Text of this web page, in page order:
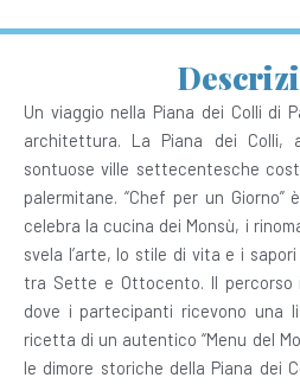
Un viaggio nella Piana dei Colli di
architettura. La Piana dei Colli,
sontuose ville settecentesche
palermitane. “Chef per un
celebra la cucina dei Monsù, i
svela l’arte, lo stile di vita e i
tra Sette e Ottocento. Il percorso
dove i partecipanti ricevono una
ricetta di un autentico “Menu del
le dimore storiche della Piana dei